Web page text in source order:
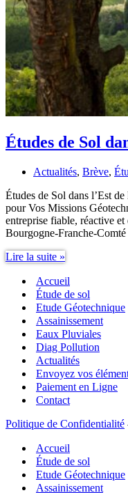
Études de Sol
Actualités, Brève,
Études de Sol dans l’Est
pour Vos Missions
entreprise fiable, réactive
Bourgogne-Franche-
Lire la suite »
Sol
dans
l’Est
de
la
France
Accueil
Étude de sol
Etude Géotechnique
Assainissement
Eaux Pluviales
Diag Pollution
Actualités
Envoyez vos
Paiement en Ligne
Contact
Politique de Confidentialité
Accueil
Étude de sol
Etude Géotechnique
Assainissement